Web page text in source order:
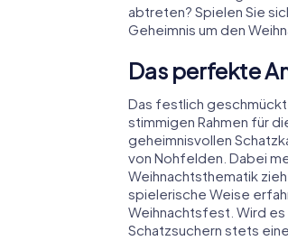
abtreten? Spielen Sie
Geheimnis um den
Das perfekte
Das festlich
stimmigen Rahmen für
geheimnisvollen
von Nohfelden. Dabei
Weihnachtsthematik
spielerische Weise
Weihnachtsfest. Wird es
Schatzsuchern stets